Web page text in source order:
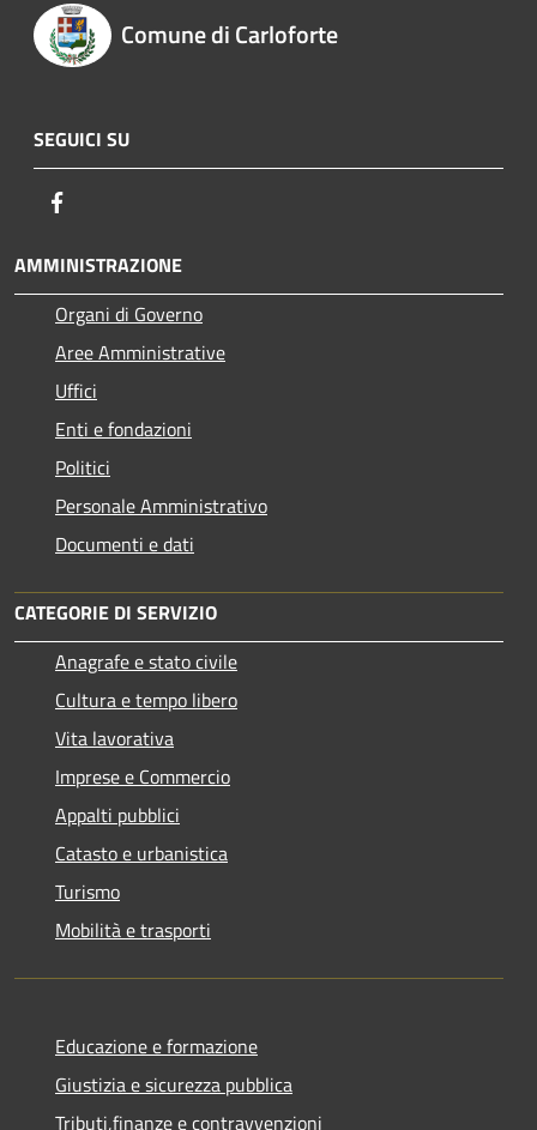
Comune di Carloforte
SEGUICI SU
AMMINISTRAZIONE
Organi di Governo
Aree Amministrative
Uffici
Enti e fondazioni
Politici
Personale Amministrativo
Documenti e dati
CATEGORIE DI SERVIZIO
Anagrafe e stato civile
Cultura e tempo libero
Vita lavorativa
Imprese e Commercio
Appalti pubblici
Catasto e urbanistica
Turismo
Mobilità e trasporti
Educazione e formazione
Giustizia e sicurezza pubblica
Tributi,finanze e contravvenzioni